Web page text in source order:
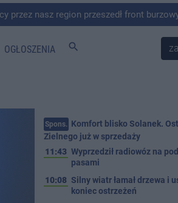
front burzowy, któremu towarzyszyły intensywne opady deszczu oraz silny wiatr. W wyniku niekorzystnych warunków
OGŁOSZENIA search
Spons. Komfort blisko Solanek.
Zielnego już w sprzedaży
11:43 Wyprzedził radiowóz na
pasami
10:08 Silny wiatr łamał drzewa i
koniec ostrzeżeń